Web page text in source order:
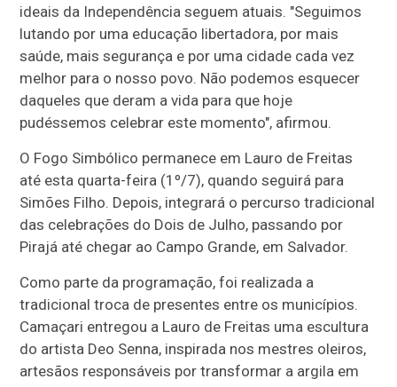
ideais da Independência seguem atuais. "Seguimos
lutando por uma educação libertadora, por mais
saúde, mais segurança e por uma cidade cada vez
melhor para o nosso povo. Não podemos esquecer
daqueles que deram a vida para que hoje
pudéssemos celebrar este momento", afirmou.
O Fogo Simbólico permanece em Lauro de Freitas
até esta quarta-feira (1º/7), quando seguirá para
Simões Filho. Depois, integrará o percurso tradicional
das celebrações do Dois de Julho, passando por
Pirajá até chegar ao Campo Grande, em Salvador.
Como parte da programação, foi realizada a
tradicional troca de presentes entre os municípios.
Camaçari entregou a Lauro de Freitas uma escultura
do artista Deo Senna, inspirada nos mestres oleiros,
artesãos responsáveis por transformar a argila em